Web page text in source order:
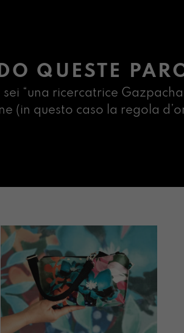
QUESTE
sei “una ricercatrice
(in questo caso la regola